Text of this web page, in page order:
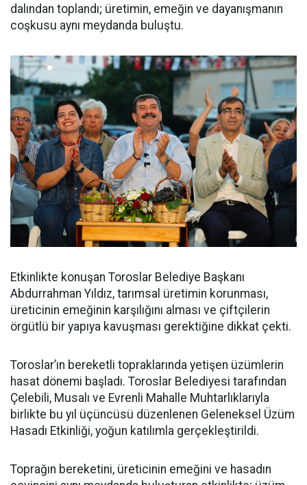
dalından toplandı; üretimin, emeğin ve dayanışmanın
coşkusu aynı meydanda buluştu.
Etkinlikte konuşan Toroslar Belediye Başkanı
Abdurrahman Yıldız, tarımsal üretimin korunması,
üreticinin emeğinin karşılığını alması ve çiftçilerin
örgütlü bir yapıya kavuşması gerektiğine dikkat çekti.
Toroslar’ın bereketli topraklarında yetişen üzümlerin
hasat dönemi başladı. Toroslar Belediyesi tarafından
Çelebili, Musalı ve Evrenli Mahalle Muhtarlıklarıyla
birlikte bu yıl üçüncüsü düzenlenen Geleneksel Üzüm
Hasadı Etkinliği, yoğun katılımla gerçekleştirildi.
Toprağın bereketini, üreticinin emeğini ve hasadın